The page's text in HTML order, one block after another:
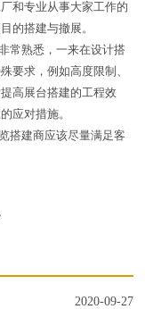
和专业从事大家工作的
的搭建与撤展。
熟悉，一来在设计搭
要求，例如高度限制、
高展台搭建的工程效
应对措施。
建商应该尽量满足客
2020-09-27